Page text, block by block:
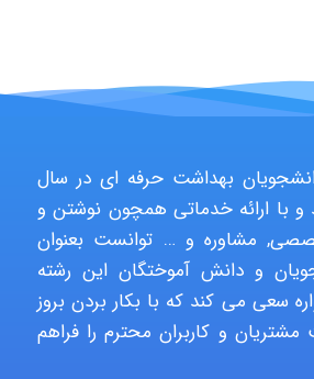
Rtk2099
Arshiaaihsra
بهداشت حرفه ای در سال
شد و با ارائه خدماتی همچون نوشتن و
مشاوره و … توانست بعنوان
و دانش آموختگان این رشته
سعی می کند که با بکار بردن بروز
و کاربران محترم را فراهم